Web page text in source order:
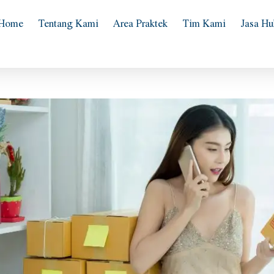
Tentang Kami Area Praktek Tim Kami Jasa